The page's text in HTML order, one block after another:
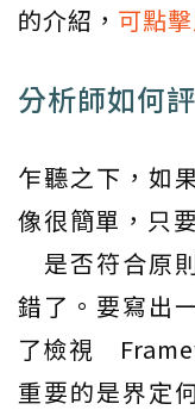
的介紹， 可點
分析師如何
乍聽之下，如
像很簡單，只
是否符合原
錯了。要寫出
了檢視
重要的是界定